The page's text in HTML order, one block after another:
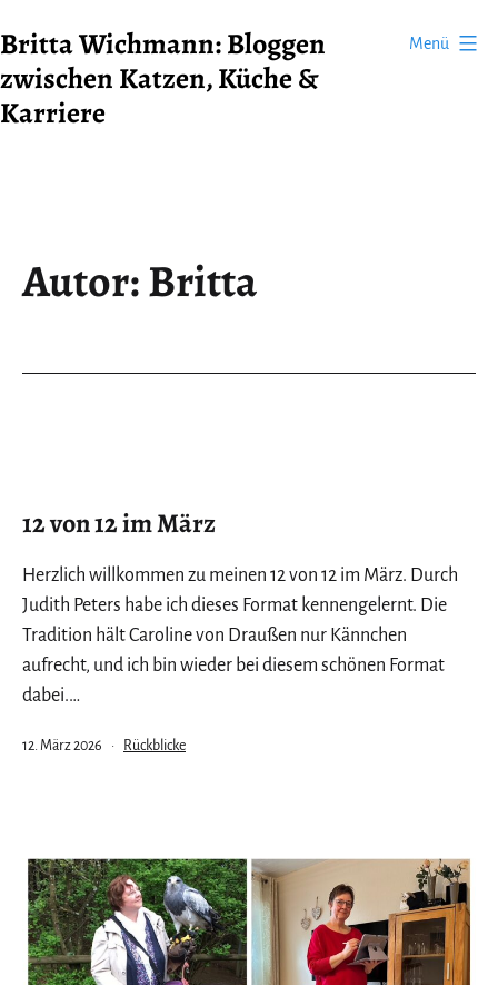
Inhalt
springen
Britta Wichmann: Bloggen
zwischen Katzen, Küche &
Karriere
Menü
Autor:Britta
12 von 12 im März
Herzlich willkommen zu meinen 12 von 12 im März. Durch
Judith Peters habe ich dieses Format kennengelernt. Die
Tradition hält Caroline von Draußen nur Kännchen
aufrecht, und ich bin wieder bei diesem schönen Format
dabei.…
Veröffentlicht
12. März 2026
Kategorisiert
Rückblicke